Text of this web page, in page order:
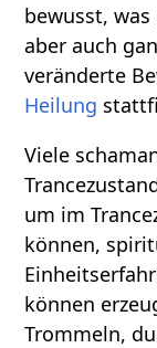
bewusst,
aber auch
veränderte
Heilung
Viele
um im
können,
können
Trommeln,